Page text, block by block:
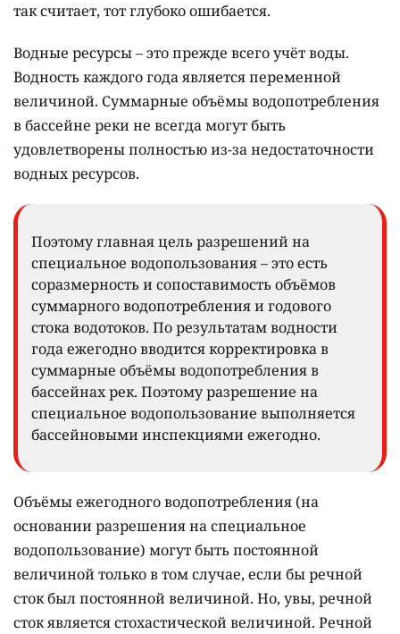
так считает, тот глубоко ошибается.
Водные ресурсы – это прежде всего учёт воды.
Водность каждого года является переменной
величиной. Суммарные объёмы водопотребления
в бассейне реки не всегда могут быть
удовлетворены полностью из-за недостаточности
водных ресурсов.
Поэтому главная цель разрешений на
специальное водопользования – это есть
соразмерность и сопоставимость объёмов
суммарного водопотребления и годового
стока водотоков. По результатам водности
года ежегодно вводится корректировка в
суммарные объёмы водопотребления в
бассейнах рек. Поэтому разрешение на
специальное водопользование выполняется
бассейновыми инспекциями ежегодно.
Объёмы ежегодного водопотребления (на
основании разрешения на специальное
водопользование) могут быть постоянной
величиной только в том случае, если бы речной
сток был постоянной величиной. Но, увы, речной
сток является стохастической величиной. Речной